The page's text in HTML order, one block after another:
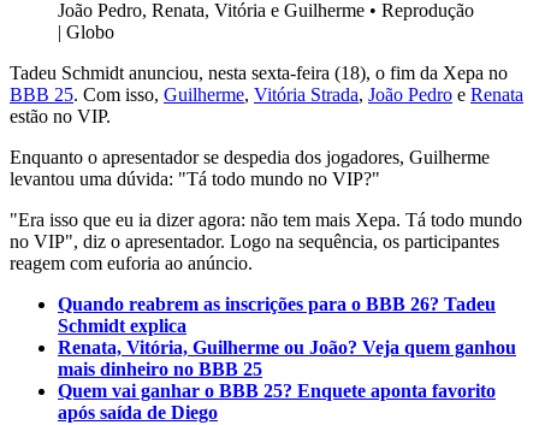
João Pedro, Renata, Vitória e Guilherme • Reprodução
| Globo
Tadeu Schmidt anunciou, nesta sexta-feira (18), o fim da Xepa no
BBB 25. Com isso, Guilherme, Vitória Strada, João Pedro e Renata
estão no VIP.
Enquanto o apresentador se despedia dos jogadores, Guilherme
levantou uma dúvida: "Tá todo mundo no VIP?"
"Era isso que eu ia dizer agora: não tem mais Xepa. Tá todo mundo
no VIP", diz o apresentador. Logo na sequência, os participantes
reagem com euforia ao anúncio.
Quando reabrem as inscrições para o BBB 26? Tadeu
Schmidt explica
Renata, Vitória, Guilherme ou João? Veja quem ganhou
mais dinheiro no BBB 25
Quem vai ganhar o BBB 25? Enquete aponta favorito
após saída de Diego